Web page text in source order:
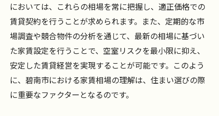
においては、これらの相場を常に把握し、適正価格での
賃貸契約を行うことが求められます。また、定期的な市
場調査や競合物件の分析を通じて、最新の相場に基づい
た家賃設定を行うことで、空室リスクを最小限に抑え、
安定した賃貸経営を実現することが可能です。このよう
に、碧南市における家賃相場の理解は、住まい選びの際
に重要なファクターとなるのです。